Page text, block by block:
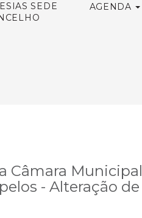
SEDE
AGENDA
Câmara
- Alteração